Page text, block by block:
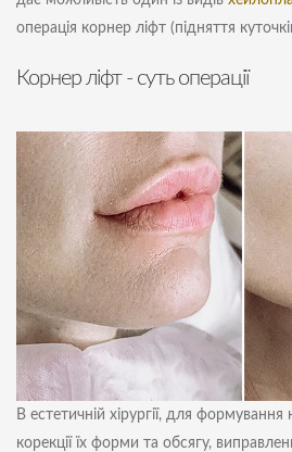
операція корнер ліфт (підняття
Корнер ліфт - суть операції
В естетичній хірургії, для формування
корекції їх форми та обсягу,